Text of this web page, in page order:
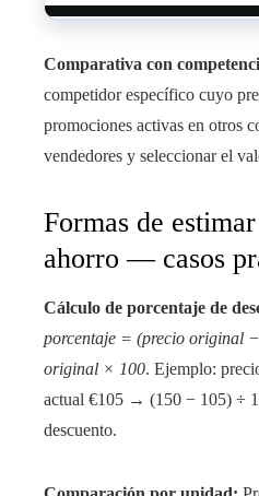
Comparativa con
competidor específico cuyo
promociones activas en otros
vendedores y seleccionar el
Formas de
ahorro — casos
Cálculo de porcentaje de
porcentaje = (precio original
original × 100. Ejemplo:
actual €105 → (150 − 105) ÷
descuento.